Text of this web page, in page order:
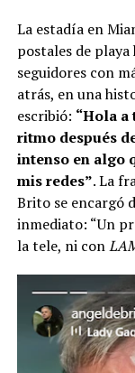
La estadía en
postales de playa
seguidores con
atrás, en una
escribió: “Hola a
ritmo después
intenso en algo
mis redes”. La
Brito se encargó
inmediato: “Un
la tele, ni con